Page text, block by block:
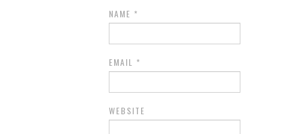
NAME *
EMAIL *
WEBSITE